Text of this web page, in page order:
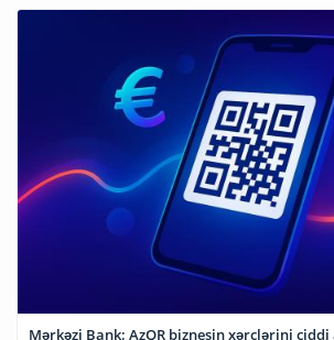
Mərkəzi Bank: AzQR biznesin xərclərini